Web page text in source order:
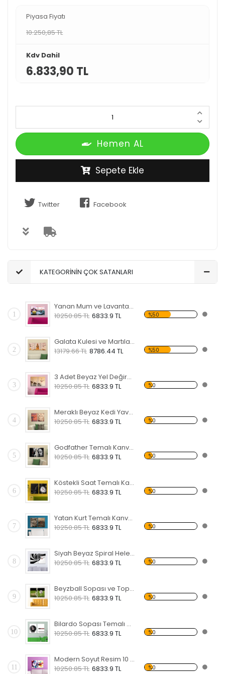
Piyasa Fiyatı
10.250,85 TL
Kdv Dahil
6.833,90 TL
Hemen AL
Sepete Ekle
Twitter Facebook
KATEGORİNİN ÇOK SATANLARI
1
Yanan Mum ve Lavanta Çiçeği Temalı Kanvas Saat
10250.85 TL 6833.9 TL %50
2
Galata Kulesi ve Martılar Desenli Kanvas Saat
13179.66 TL 8786.44 TL %50
3
3 Adet Beyaz Yel Değirmeni Temalı Kanvas Saat
10250.85 TL 6833.9 TL %0
4
Meraklı Beyaz Kedi Yavrusu Kanvas Saat
10250.85 TL 6833.9 TL %0
5
Godfather Temalı Kanvas Saat
10250.85 TL 6833.9 TL %0
6
Köstekli Saat Temalı Kanvas Saat
10250.85 TL 6833.9 TL %0
7
Yatan Kurt Temalı Kanvas Saat
10250.85 TL 6833.9 TL %0
8
Siyah Beyaz Spiral Helezon 2 Temalı Kanvas Saat
10250.85 TL 6833.9 TL %0
9
Beyzball Sopası ve Topu Temalı Kanvas Saat
10250.85 TL 6833.9 TL %0
10
Bilardo Sopası Temalı Kanvas Saat
10250.85 TL 6833.9 TL %0
11
Modern Soyut Resim 10 Kanvas Saat
10250.85 TL 6833.9 TL %0